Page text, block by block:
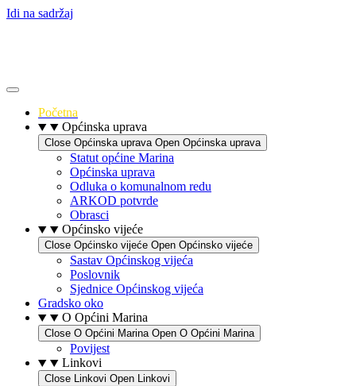
Idi na sadržaj
Početna
Općinska uprava
Close Općinska uprava Open Općinska uprava
Statut općine Marina
Općinska uprava
Odluka o komunalnom redu
ARKOD potvrde
Obrasci
Općinsko vijeće
Close Općinsko vijeće Open Općinsko vijeće
Sastav Općinskog vijeća
Poslovnik
Sjednice Općinskog vijeća
Gradsko oko
O Općini Marina
Close O Općini Marina Open O Općini Marina
Povijest
Linkovi
Close Linkovi Open Linkovi